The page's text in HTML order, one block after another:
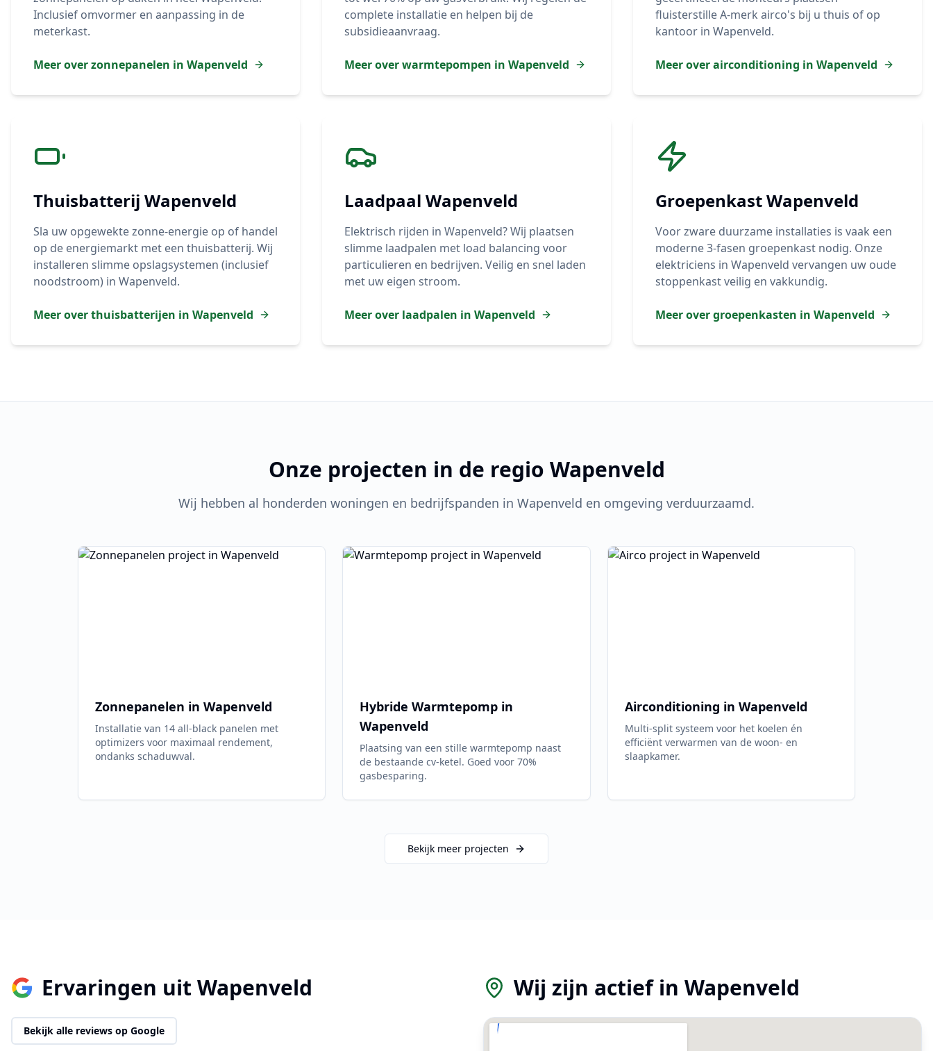
Inclusief omvormer en aanpassing in de
meterkast.
Meer over zonnepanelen in Wapenveld
complete installatie en helpen bij de
subsidieaanvraag.
Meer over warmtepompen in Wapenveld
fluisterstille A-merk airco's bij u thuis of op
kantoor in Wapenveld.
Meer over airconditioning in Wapenveld
Thuisbatterij Wapenveld
Sla uw opgewekte zonne-energie op of handel
op de energiemarkt met een thuisbatterij. Wij
installeren slimme opslagsystemen (inclusief
noodstroom) in Wapenveld.
Meer over thuisbatterijen in Wapenveld
Laadpaal Wapenveld
Elektrisch rijden in Wapenveld? Wij plaatsen
slimme laadpalen met load balancing voor
particulieren en bedrijven. Veilig en snel laden
met uw eigen stroom.
Meer over laadpalen in Wapenveld
GroepenkastWapenveld
Voor zware duurzame installaties is vaak een
moderne 3-fasen groepenkast nodig. Onze
elektriciens in Wapenveld vervangen uw oude
stoppenkast veilig en vakkundig.
Meer over groepenkasten in Wapenveld
Onze projecten in de regio Wapenveld
Wij hebben al honderden woningen en bedrijfspanden in Wapenveld en omgeving verduurzaamd.
Zonnepanelen in Wapenveld
Installatie van 14 all-black panelen met
optimizers voor maximaal rendement,
ondanks schaduwval.
Hybride Warmtepomp in
Wapenveld
Plaatsing van een stille warmtepomp naast
de bestaande cv-ketel. Goed voor 70%
gasbesparing.
Airconditioning in Wapenveld
Multi-split systeem voor het koelen én
efficiënt verwarmen van de woon- en
slaapkamer.
Bekijk meer projecten
Ervaringen uit Wapenveld
Bekijk alle reviews op Google
Wij zijn actief in Wapenveld